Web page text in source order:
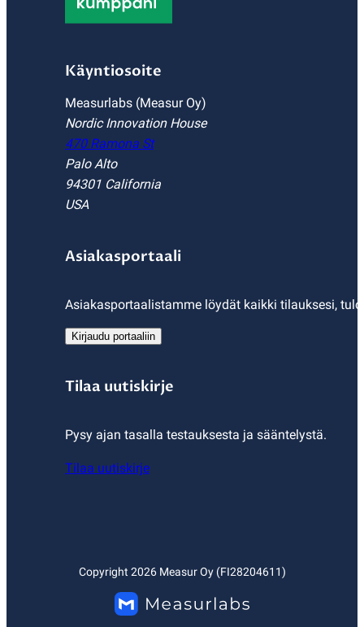
Käyntiosoite
Measurlabs (Measur Oy)
Nordic Innovation House
470 Ramona St
Palo Alto
94301 California
USA
Asiakasportaali
Asiakasportaalistamme löydät kaikki tilauksesi,
Kirjaudu portaaliin
Tilaa uutiskirje
Pysy ajan tasalla testauksesta ja sääntelystä.
Tilaa uutiskirje
Copyright 2026Measur Oy (FI28204611)